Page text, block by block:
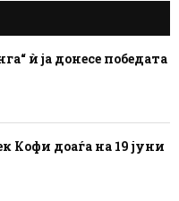
ѝ ја донесе победата
Кофи доаѓа на 19 јуни